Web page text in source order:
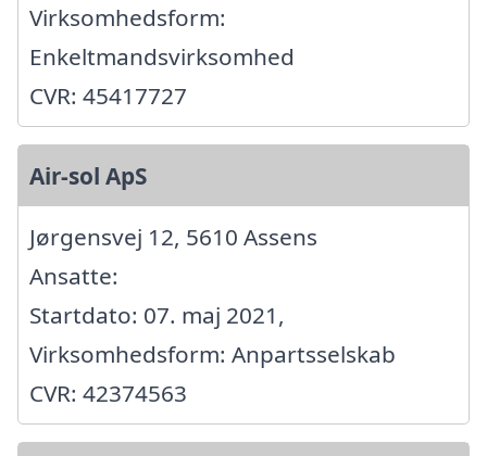
Virksomhedsform:
Enkeltmandsvirksomhed
CVR: 45417727
Air-sol ApS
Jørgensvej 12, 5610 Assens
Ansatte:
Startdato: 07. maj 2021,
Virksomhedsform: Anpartsselskab
CVR: 42374563